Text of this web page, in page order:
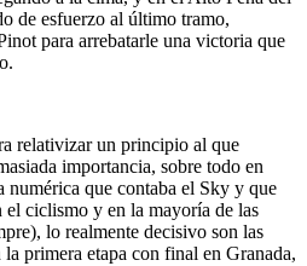
de esfuerzo al último tramo,
para arrebatarle una victoria que
relativizar un principio al que
importancia, sobre todo en
numérica que contaba el Sky y que
ciclismo y en la mayoría de las
lo realmente decisivo son las
primera etapa con final en Granada,